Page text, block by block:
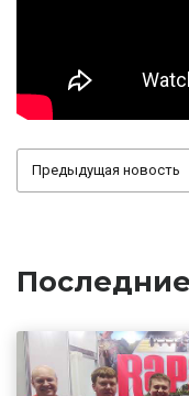
Предыдущая новость